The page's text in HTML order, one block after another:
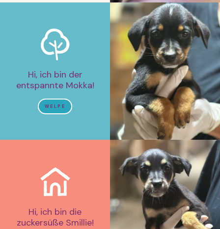
Hi, ich bin der
entspannte Mokka!
WELPE
Hi, ich bin die
zuckersüße Smillie!